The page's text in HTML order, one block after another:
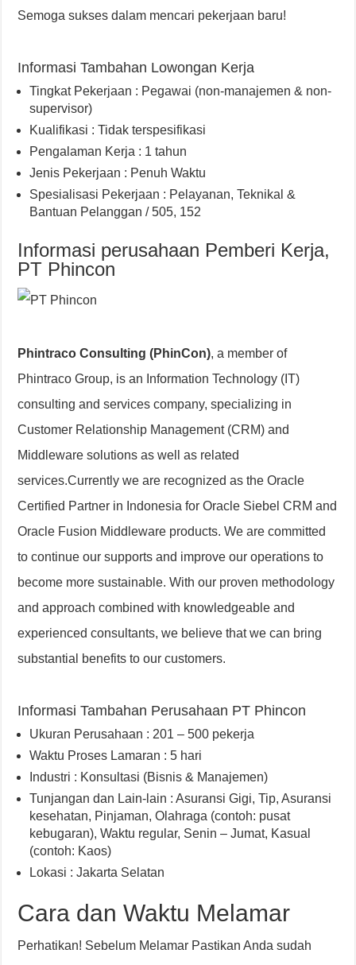
Semoga sukses dalam mencari pekerjaan baru!
Informasi Tambahan Lowongan Kerja
Tingkat Pekerjaan : Pegawai (non-manajemen & non-
supervisor)
Kualifikasi : Tidak terspesifikasi
Pengalaman Kerja : 1 tahun
Jenis Pekerjaan : Penuh Waktu
Spesialisasi Pekerjaan : Pelayanan, Teknikal &
Bantuan Pelanggan / 505, 152
Informasi perusahaan Pemberi Kerja,
PT Phincon
Phintraco Consulting (PhinCon), a member of
Phintraco Group, is an Information Technology (IT)
consulting and services company, specializing in
Customer Relationship Management (CRM) and
Middleware solutions as well as related
services.Currently we are recognized as the Oracle
Certified Partner in Indonesia for Oracle Siebel CRM and
Oracle Fusion Middleware products. We are committed
to continue our supports and improve our operations to
become more sustainable. With our proven methodology
and approach combined with knowledgeable and
experienced consultants, we believe that we can bring
substantial benefits to our customers.
Informasi Tambahan Perusahaan PT Phincon
Ukuran Perusahaan : 201 – 500 pekerja
Waktu Proses Lamaran : 5 hari
Industri : Konsultasi (Bisnis & Manajemen)
Tunjangan dan Lain-lain : Asuransi Gigi,Tip,Asuransi
kesehatan, Pinjaman,Olahraga (contoh: pusat
kebugaran),Waktu regular, Senin – Jumat, Kasual
(contoh: Kaos)
Lokasi : Jakarta Selatan
Cara dan Waktu Melamar
Perhatikan! Sebelum Melamar Pastikan Anda sudah